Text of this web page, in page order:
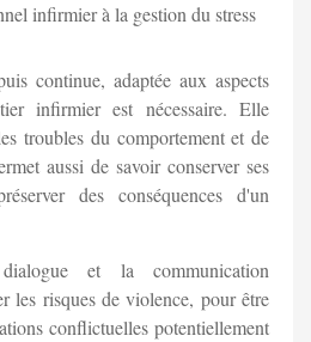
infirmier à la gestion du stress
continue, adaptée aux aspects
infirmier est nécessaire. Elle
troubles du comportement et de
aussi de savoir conserver ses
des conséquences d'un
et la communication
les risques de violence, pour être
conflictuelles potentiellement